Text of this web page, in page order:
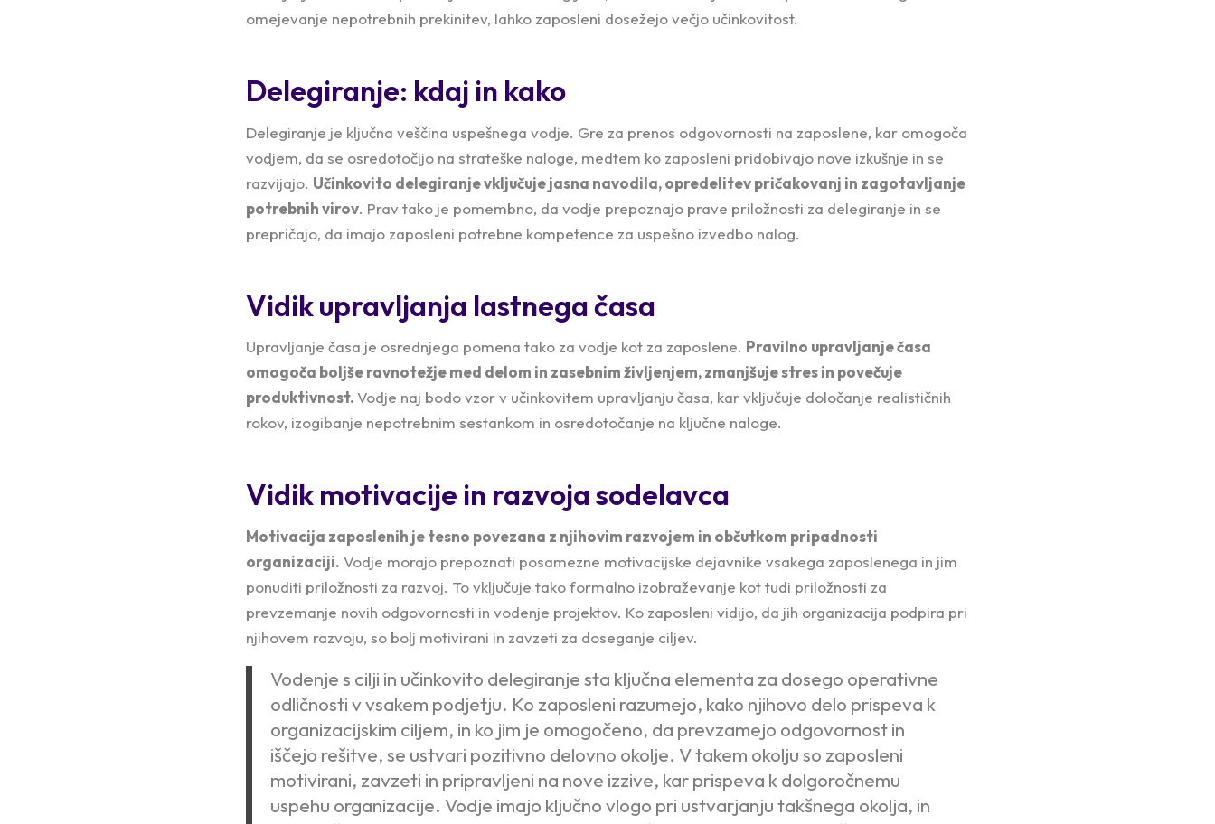
omejevanje nepotrebnih prekinitev, lahko zaposleni dosežejo večjo učinkovitost.
Delegiranje: kdaj in kako
Delegiranje je ključna veščina uspešnega vodje. Gre za prenos odgovornosti na zaposlene, kar omogoča
vodjem, da se osredotočijo na strateške naloge, medtem ko zaposleni pridobivajo nove izkušnje in se
razvijajo. Učinkovito delegiranje vključuje jasna navodila, opredelitev pričakovanj in zagotavljanje
potrebnih virov. Prav tako je pomembno, da vodje prepoznajo prave priložnosti za delegiranje in se
prepričajo, da imajo zaposleni potrebne kompetence za uspešno izvedbo nalog.
Vidik upravljanja lastnega časa
Upravljanje časa je osrednjega pomena tako za vodje kot za zaposlene. Pravilno upravljanje časa
omogoča boljše ravnotežje med delom in zasebnim življenjem, zmanjšuje stres in povečuje
produktivnost.Vodje naj bodo vzor v učinkovitem upravljanju časa, kar vključuje določanje realističnih
rokov, izogibanje nepotrebnim sestankom in osredotočanje na ključne naloge.
Vidik motivacije in razvoja sodelavca
Motivacija zaposlenih je tesno povezana z njihovim razvojem in občutkom pripadnosti
organizaciji. Vodje morajo prepoznati posamezne motivacijske dejavnike vsakega zaposlenega in jim
ponuditi priložnosti za razvoj. To vključuje tako formalno izobraževanje kot tudi priložnosti za
prevzemanje novih odgovornosti in vodenje projektov. Ko zaposleni vidijo, da jih organizacija podpira pri
njihovem razvoju, so bolj motivirani in zavzeti za doseganje ciljev.
Vodenje s cilji in učinkovito delegiranje sta ključna elementa za dosego operativne
odličnosti v vsakem podjetju. Ko zaposleni razumejo, kako njihovo delo prispeva k
organizacijskim ciljem, in ko jim je omogočeno, da prevzamejo odgovornost in
iščejo rešitve, se ustvari pozitivno delovno okolje. V takem okolju so zaposleni
motivirani, zavzeti in pripravljeni na nove izzive, kar prispeva k dolgoročnemu
uspehu organizacije. Vodje imajo ključno vlogo pri ustvarjanju takšnega okolja, in